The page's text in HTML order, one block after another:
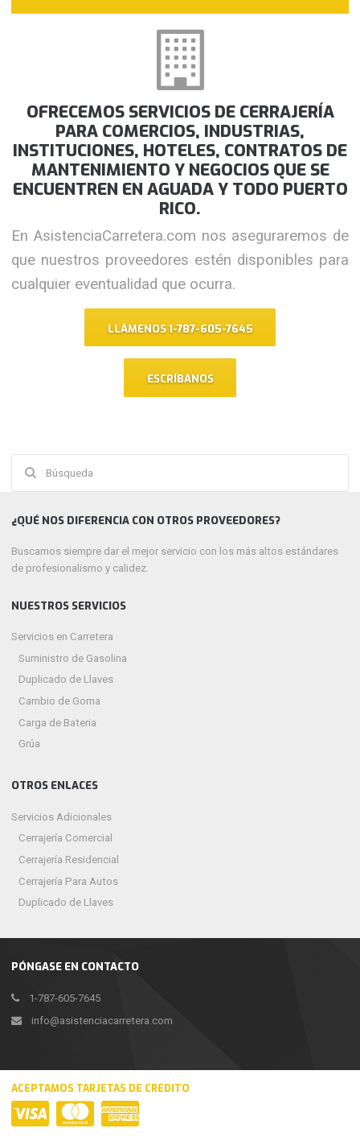
OFRECEMOS SERVICIOS DE CERRAJERÍA
PARA COMERCIOS, INDUSTRIAS,
INSTITUCIONES, HOTELES, CONTRATOS DE
MANTENIMIENTO Y NEGOCIOS QUE SE
ENCUENTREN EN AGUADA Y TODO PUERTO
RICO.
En AsistenciaCarretera.com nos aseguraremos de
que nuestros proveedores estén disponibles para
cualquier eventualidad que ocurra.
LLÁMENOS 1-787-605-7645
ESCRÍBANOS
PÓNGASE EN CONTACTO
1-787-605-7645
info@asistenciacarretera.com
¿QUÉ NOS DIFERENCIA CON OTROS PROVEEDORES?
Buscamos siempre dar el mejor servicio con los más altos estándares
de profesionalismo y calidez.
NUESTROS SERVICIOS
Servicios en Carretera
Suministro de Gasolina
Duplicado de Llaves
Cambio de Goma
Carga de Bateria
Grúa
OTROS ENLACES
Servicios Adicionales
Cerrajería Comercial
Cerrajería Residencial
Cerrajería Para Autos
Duplicado de Llaves
ACEPTAMOS TARJETAS DE CREDITO